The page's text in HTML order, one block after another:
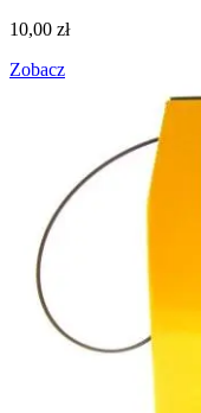
10,00 zł
Zobacz